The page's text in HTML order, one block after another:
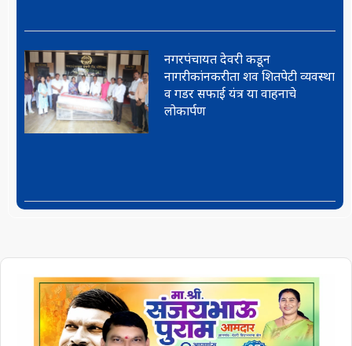
नगरपंचायत देवरी कडून
नागरीकांनकरीता शव शितपेटी व्यवस्था
व गडर सफाई यंत्र या वाहनाचे
लोकार्पण